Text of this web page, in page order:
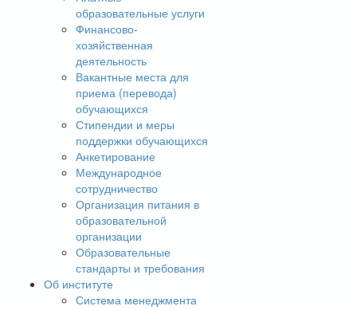
образовательные услуги
Финансово-
хозяйственная
деятельность
Вакантные места для
приема (перевода)
обучающихся
Стипендии и меры
поддержки обучающихся
Анкетирование
Международное
сотрудничество
Организация питания в
образовательной
организации
Образовательные
стандарты и требования
Об институте
Система менеджмента